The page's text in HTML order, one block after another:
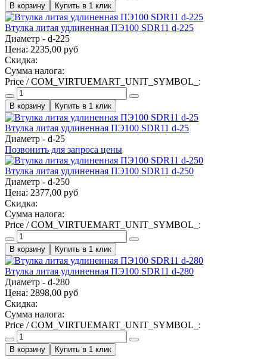
Купить в 1 клик
Втулка литая удлиненная ПЭ100 SDR11 d-225
Диаметр - d-225
Цена: 2235,00 руб
Скидка:
Сумма налога:
Price / COM_VIRTUEMART_UNIT_SYMBOL_:
Купить в 1 клик
Втулка литая удлиненная ПЭ100 SDR11 d-25
Диаметр - d-25
Позвонить для запроса цены
Втулка литая удлиненная ПЭ100 SDR11 d-250
Диаметр - d-250
Цена: 2377,00 руб
Скидка:
Сумма налога:
Price / COM_VIRTUEMART_UNIT_SYMBOL_:
Купить в 1 клик
Втулка литая удлиненная ПЭ100 SDR11 d-280
Диаметр - d-280
Цена: 2898,00 руб
Скидка:
Сумма налога:
Price / COM_VIRTUEMART_UNIT_SYMBOL_:
Купить в 1 клик